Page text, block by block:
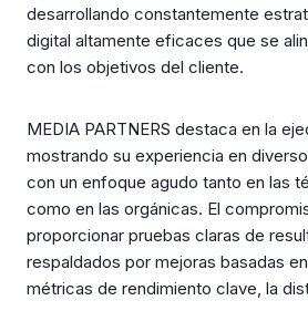
desarrollando constantemente
digital altamente eficaces que se
con los objetivos del cliente.
MEDIA PARTNERS destaca en la
mostrando su experiencia en
con un enfoque agudo tanto en las
como en las orgánicas. El
proporcionar pruebas claras de
respaldados por mejoras basadas
métricas de rendimiento clave, la